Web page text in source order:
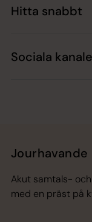
Hitta snabbt
Sociala
Jourhavande
Akut samtals-
med en präst på